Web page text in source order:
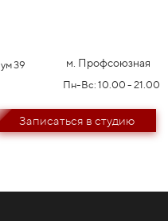
39 м. Профсоюзная
Пн-Вс: 10.00 - 21.00
Записаться в студию